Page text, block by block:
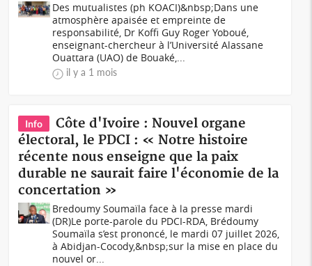
Des mutualistes (ph KOACI)&nbsp;Dans une
atmosphère apaisée et empreinte de
responsabilité, Dr Koffi Guy Roger Yoboué,
enseignant-chercheur à l’Université Alassane
Ouattara (UAO) de Bouaké,...
il y a 1 mois
Info
Côte d'Ivoire : Nouvel organe
électoral, le PDCI : « Notre histoire
récente nous enseigne que la paix
durable ne saurait faire l'économie de la
concertation »
Bredoumy Soumaïla face à la presse mardi
(DR)Le porte-parole du PDCI-RDA, Brédoumy
Soumaïla s’est prononcé, le mardi 07 juillet 2026,
à Abidjan-Cocody,&nbsp;sur la mise en place du
nouvel or...